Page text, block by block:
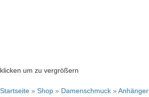
klicken um zu vergrößern
Startseite » Shop » Damenschmuck » Anhänger